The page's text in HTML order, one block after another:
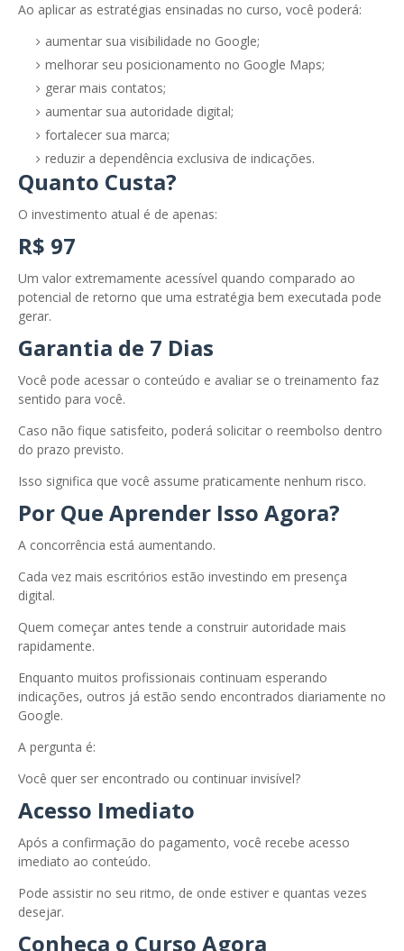
Ao aplicar as estratégias ensinadas no curso, você poderá:
aumentar sua visibilidade no Google;
melhorar seu posicionamento no Google Maps;
gerar mais contatos;
aumentar sua autoridade digital;
fortalecer sua marca;
reduzir a dependência exclusiva de indicações.
Quanto Custa?
O investimento atual é de apenas:
R$ 97
Um valor extremamente acessível quando comparado ao
potencial de retorno que uma estratégia bem executada pode
gerar.
Garantia de 7 Dias
Você pode acessar o conteúdo e avaliar se o treinamento faz
sentido para você.
Caso não fique satisfeito, poderá solicitar o reembolso dentro
do prazo previsto.
Isso significa que você assume praticamente nenhum risco.
Por Que Aprender Isso Agora?
A concorrência está aumentando.
Cada vez mais escritórios estão investindo em presença
digital.
Quem começar antes tende a construir autoridade mais
rapidamente.
Enquanto muitos profissionais continuam esperando
indicações, outros já estão sendo encontrados diariamente no
Google.
A pergunta é:
Você quer ser encontrado ou continuar invisível?
Acesso Imediato
Após a confirmação do pagamento, você recebe acesso
imediato ao conteúdo.
Pode assistir no seu ritmo, de onde estiver e quantas vezes
desejar.
Conheça o Curso Agora